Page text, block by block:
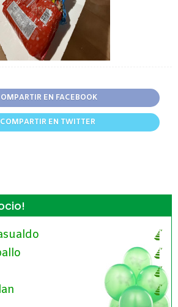
EN FACEBOOK
COMPARTIR EN TWITTER